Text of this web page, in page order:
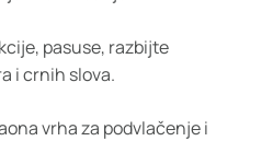
pasuse, razbijte
i crnih slova.
vrha za podvlačenje i